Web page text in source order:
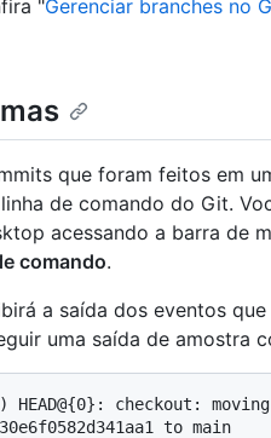
"Gerenciar branches no
que foram feitos em
de comando do Git.
acessando a barra de
comando.
a saída dos eventos
uma saída de amostra
HEAD@{0}: checkout:
to main